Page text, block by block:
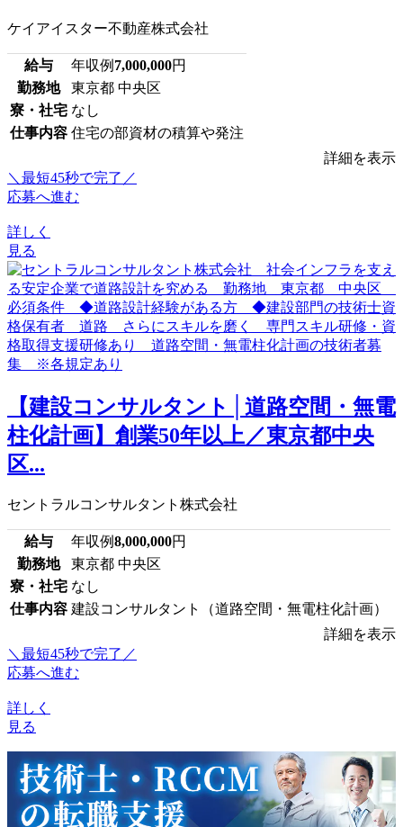
ケイアイスター不動産株式会社
給与 年収例 7,000,000円
勤務地
東京都 中央区
寮・社宅 なし
仕事内容 住宅の部資材の積算や発注
詳細を表示
＼最短45秒で完了／
応募へ進む
詳しく
見る
【建設コンサルタント│道路空間・無電
柱化計画】創業50年以上／東京都中央
区...
セントラルコンサルタント株式会社
給与 年収例8,000,000円
勤務地
東京都 中央区
寮・社宅 なし
仕事内容 建設コンサルタント（道路空間・無電柱化計画）
詳細を表示
＼最短45秒で完了／
応募へ進む
詳しく
見る